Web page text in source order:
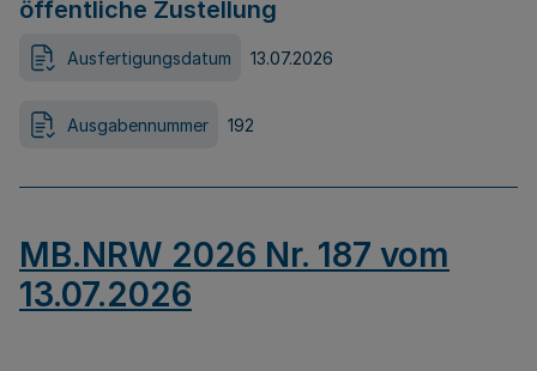
öffentliche Zustellung
Ausfertigungsdatum 13.07.2026
Ausgabennummer 192
MB.NRW 2026 Nr. 187 vom
13.07.2026